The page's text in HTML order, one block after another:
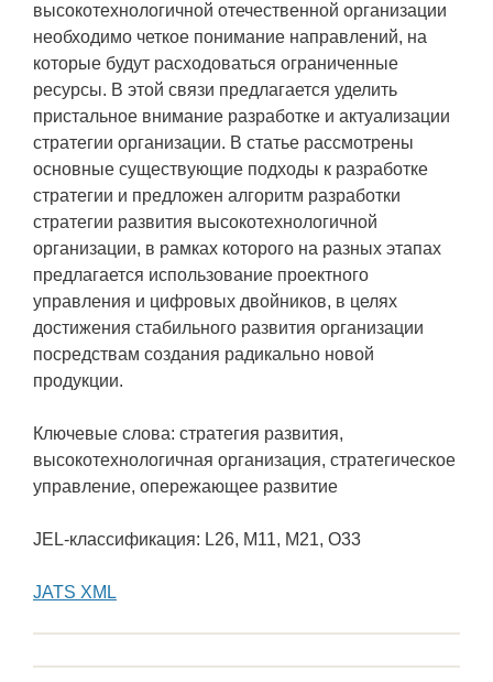
высокотехнологичной отечественной организации
необходимо четкое понимание направлений, на
которые будут расходоваться ограниченные
ресурсы. В этой связи предлагается уделить
пристальное внимание разработке и актуализации
стратегии организации. В статье рассмотрены
основные существующие подходы к разработке
стратегии и предложен алгоритм разработки
стратегии развития высокотехнологичной
организации, в рамках которого на разных этапах
предлагается использование проектного
управления и цифровых двойников, в целях
достижения стабильного развития организации
посредствам создания радикально новой
продукции.
Ключевые слова: стратегия развития,
высокотехнологичная организация, стратегическое
управление, опережающее развитие
JEL-классификация: L26, M11, M21, O33
JATS XML